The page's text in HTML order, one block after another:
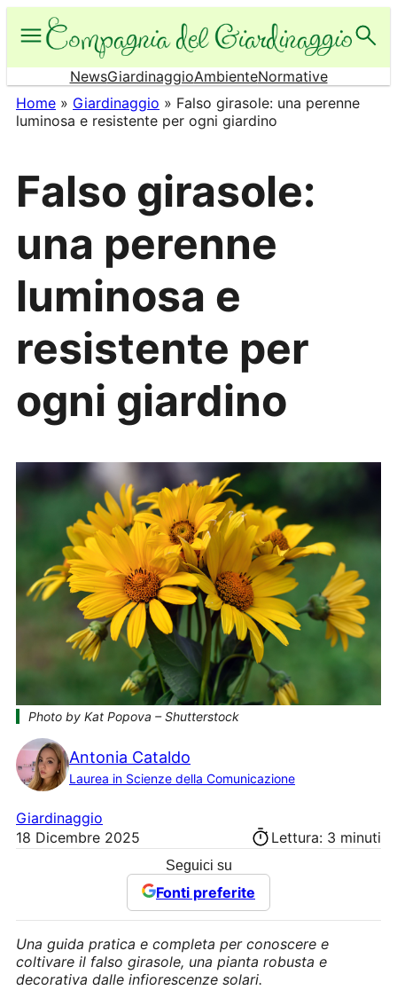
contenuto
NewsGiardinaggioAmbienteNormative
Home » Giardinaggio » Falso girasole: una perenne
luminosa e resistente per ogni giardino
Falso girasole:
una perenne
luminosa e
resistente per
ogni giardino
Photo by Kat Popova – Shutterstock
Antonia Cataldo
Laurea in Scienze della Comunicazione
Giardinaggio
18 Dicembre 2025
Lettura: 3 minuti
Seguici su
Fonti preferite
Una guida pratica e completa per conoscere e
coltivare il falso girasole, una pianta robusta e
decorativa dalle infiorescenze solari.